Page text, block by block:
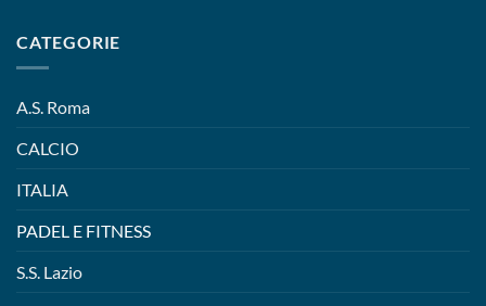
CATEGORIE
A.S. Roma
CALCIO
ITALIA
PADEL E FITNESS
S.S. Lazio